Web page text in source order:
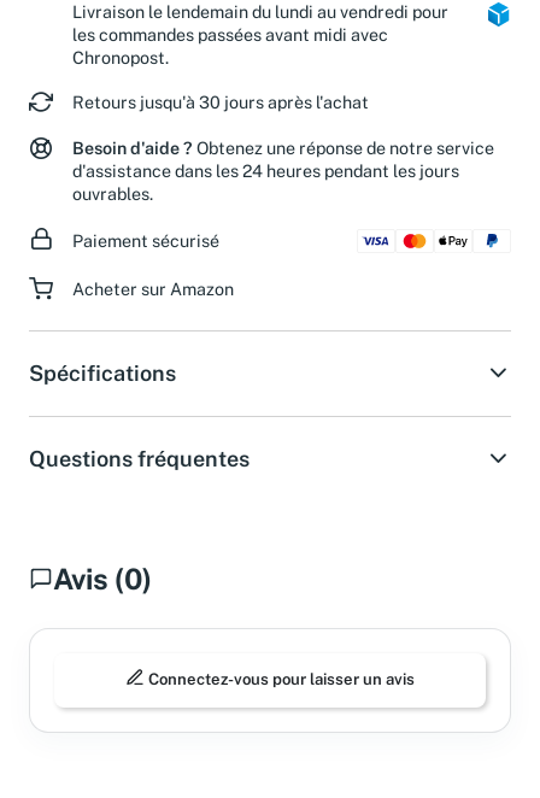
Livraison le lendemain du lundi au vendredi pour
les commandes passées avant midi avec
Chronopost.
Retours jusqu'à 30 jours après l'achat
Besoin d'aide ? Obtenez une réponse de notre service
d'assistance dans les 24 heures pendant les jours
ouvrables.
Paiement sécurisé
Acheter sur Amazon
Spécifications
Questions fréquentes
Avis (0)
Connectez-vous pour laisser un avis